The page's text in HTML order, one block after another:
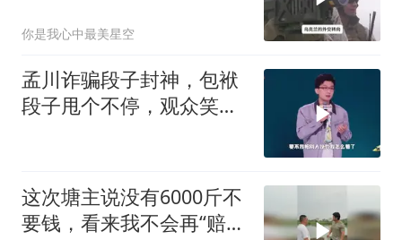
你是我心中最美星空
孟川诈骗段子封神，包袱
段子甩个不停，观众笑到
这次塘主说没有6000斤不
要钱，看来我不会再“赔